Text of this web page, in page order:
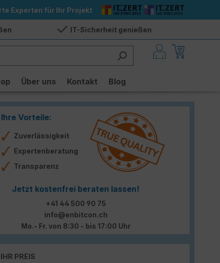
Experten für Ihr Projekt
IT-Sicherheit genießen
Über uns Kontakt Blog
Ihre Vorteile:
Zuverlässigkeit
Expertenberatung
Transparenz
Jetzt kostenfrei beraten lassen!
+41 44 500 90 75
info@enbitcon.ch
Mo.- Fr. von 8:30 - bis 17:00 Uhr
IHR PREIS